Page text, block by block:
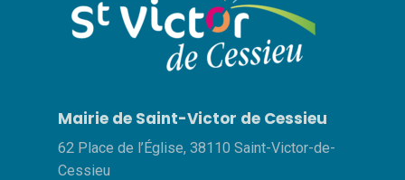
Mairie de Saint-Victor de Cessieu
62 Place de l’Église, 38110 Saint-Victor-de-
Cessieu